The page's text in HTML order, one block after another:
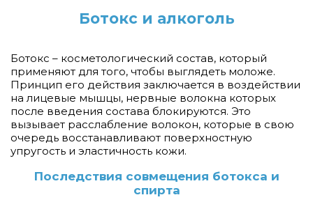
Ботокс и алкоголь
Ботокс – косметологический состав, который
применяют для того, чтобы выглядеть моложе.
Принцип его действия заключается в воздействии
на лицевые мышцы, нервные волокна которых
после введения состава блокируются. Это
вызывает расслабление волокон, которые в свою
очередь восстанавливают поверхностную
упругость и эластичность кожи.
Последствия совмещения ботокса и
спирта